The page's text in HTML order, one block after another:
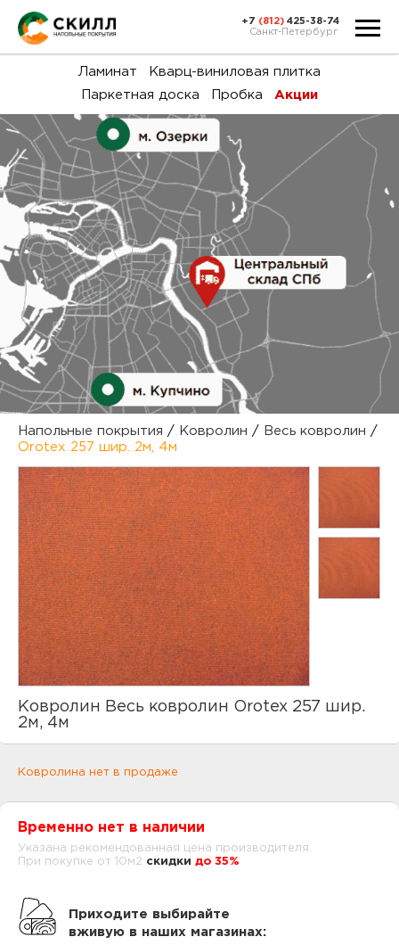
и
+7 (812) 425-38-74
Санкт-Петербург
Ламинат
Кварц-виниловая плитка
Паркетная доска
Пробка Акции
Напольные покрытия / Ковролин / Весь ковролин /
Orotex 257 шир. 2м, 4м
Ковролин Весь ковролин Orotex 257 шир.
2м, 4м
Ковролина нет в продаже
Временно нет в наличии
Указана рекомендованная цена производителя.
При покупке от 10м2 cкидки до 35%
Приходите выбирайте
вживую в наших магазинах: